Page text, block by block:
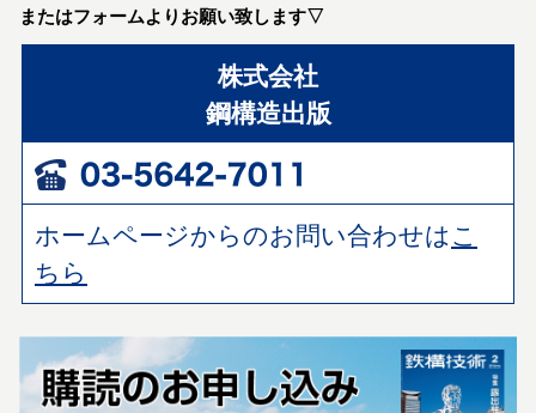
またはフォームよりお願い致します▽
株式会社
鋼構造出版
ホームページからのお問い合わせは こ
ちら